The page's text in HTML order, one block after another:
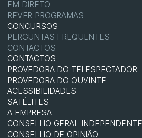
EM DIRETO
REVER PROGRAMAS
CONCURSOS
PERGUNTAS FREQUENTES
CONTACTOS
CONTACTOS
PROVEDORA DO TELESPECTADOR
PROVEDORA DO OUVINTE
ACESSIBILIDADES
SATÉLITES
A EMPRESA
CONSELHO GERAL INDEPENDENTE
CONSELHO DE OPINIÃO